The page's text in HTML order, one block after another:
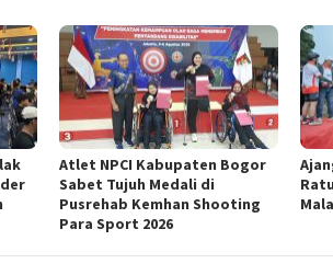
Atlet NPCI Kabupaten Bogor
Sabet Tujuh Medali di
Pusrehab Kemhan Shooting
Para Sport 2026